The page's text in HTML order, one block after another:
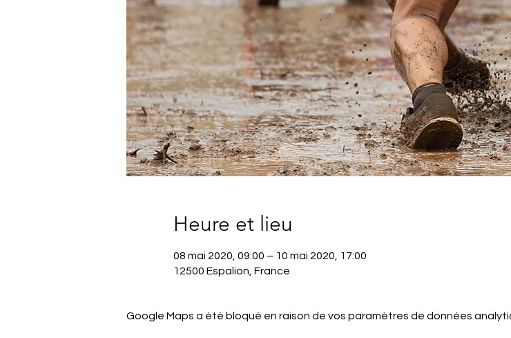
Heure et lieu
08 mai 2020, 09:00 – 10 mai 2020, 17:00
12500 Espalion, France
Google Maps a été bloqué en raison de vos paramètres de données